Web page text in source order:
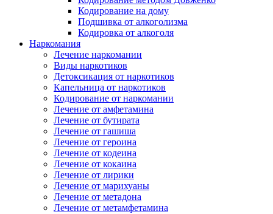
Кодирование на дому
Подшивка от алкоголизма
Кодировка от алкоголя
Наркомания
Лечение наркомании
Виды наркотиков
Детоксикация от наркотиков
Капельница от наркотиков
Кодирование от наркомании
Лечение от амфетамина
Лечение от бутирата
Лечение от гашиша
Лечение от героина
Лечение от кодеина
Лечение от кокаина
Лечение от лирики
Лечение от марихуаны
Лечение от метадона
Лечение от метамфетамина